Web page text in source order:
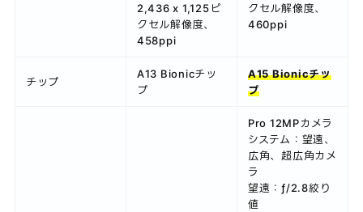
2,436 x 1,125ピ
クセル解像度、
458ppi
クセル解像度、
460ppi
チップ
A13 Bionicチッ
プ
A15 Bionicチッ
プ
Pro 12MPカメラ
システム：望遠、
広角、超広角カメ
ラ
望遠：ƒ/2.8絞り
値